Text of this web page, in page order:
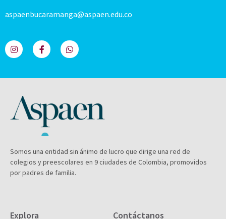
aspaenbucaramanga@aspaen.edu.co
Somos una entidad sin ánimo de lucro que dirige una red de
colegios y preescolares en 9 ciudades de Colombia, promovidos
por padres de familia.
Explora Contáctanos